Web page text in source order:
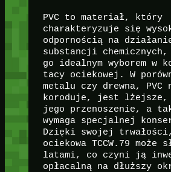
PVC to materiał, który
charakteryzuje się
odpornością na
substancji
go idealnym wyborem w
tacy ociekowej. W
metalu czy drewna, PVC
koroduje, jest lżejsze,
jego przenoszenie, a
wymaga specjalnej
Dzięki swojej
ociekowa TCCW.79 może
latami, co czyni ją
opłacalną na dłuższy